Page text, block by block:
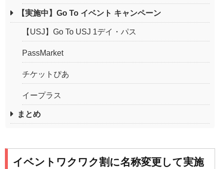
【実施中】Go To イベント キャンペーン
【USJ】Go To USJ 1デイ・パス
PassMarket
チケットぴあ
イープラス
まとめ
イベントワクワク割に名称変更して実施